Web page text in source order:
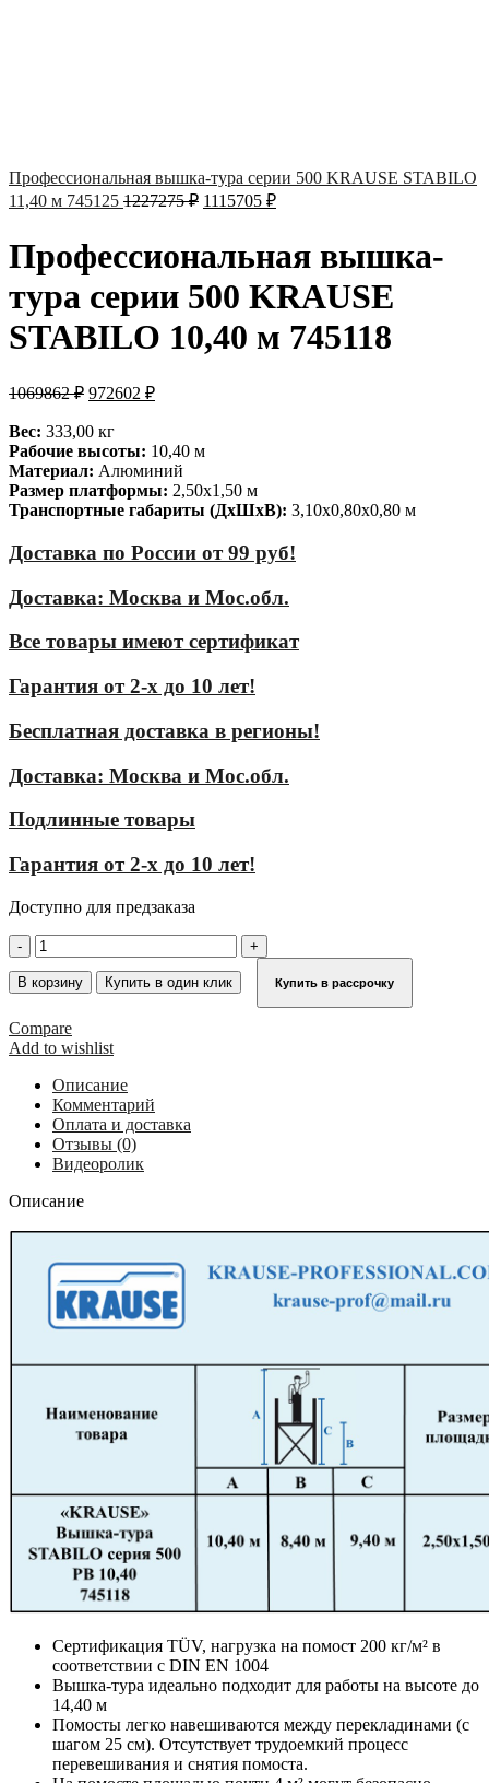
Профессиональная вышка-тура серии 500 KRAUSE STABILO
11,40 м 745125 1227275₽ 1115705 ₽
Профессиональная вышка-
тура серии 500 KRAUSE
STABILO 10,40 м 745118
1069862₽ 972602 ₽
Вес: 333,00 кг
Рабочие высоты: 10,40 м
Материал: Алюминий
Размер платформы: 2,50х1,50 м
Транспортные габариты (ДхШхВ): 3,10х0,80х0,80 м
Доставка по России от 99 руб!
Доставка: Москва и Мос.обл.
Все товары имеют сертификат
Гарантия от 2-х до 10 лет!
Бесплатная доставка в регионы!
Доставка: Москва и Мос.обл.
Подлинные товары
Гарантия от 2-х до 10 лет!
Доступно для предзаказа
Количество
товара
Профессиональная
тура
серии
500
KRAUSE
STABILO
10,40
м
745118
В корзину Купить в один клик Купить в рассрочку
Compare
Add to wishlist
Описание
Комментарий
Оплата и доставка
Отзывы (0)
Видеоролик
Описание
Сертификация TÜV, нагрузка на помост 200 кг/м² в
соответствии с DIN EN 1004
Вышка-тура идеально подходит для работы на высоте до
14,40 м
Помосты легко навешиваются между перекладинами (с
шагом 25 см). Отсутствует трудоемкий процесс
перевешивания и снятия помоста.